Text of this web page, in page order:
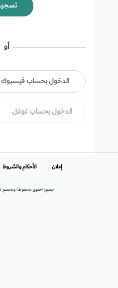
أو
الدخول بحساب فيسبوك
الدخول بحساب غوغل
جميع الحقوق محفوظة وتخضع
إعلان الأحكام والشروط